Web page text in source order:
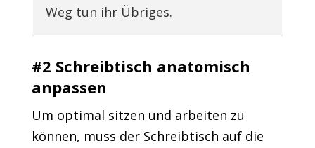
Weg tun ihr Übriges.
#2 Schreibtisch anatomisch
anpassen
Um optimal sitzen und arbeiten zu
können, muss der Schreibtisch auf die